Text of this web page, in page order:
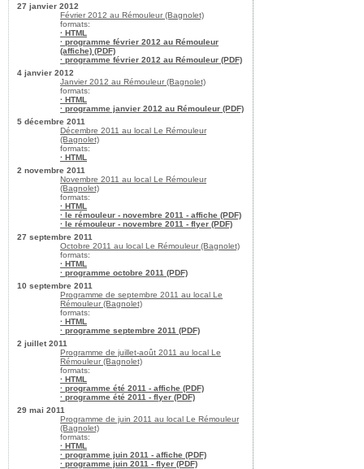
27 janvier 2012
Février 2012 au Rémouleur (Bagnolet)
formats:
· HTML
· programme février 2012 au Rémouleur
(affiche) (PDF)
· programme février 2012 au Rémouleur (PDF)
4 janvier 2012
Janvier 2012 au Rémouleur (Bagnolet)
formats:
· HTML
· programme janvier 2012 au Rémouleur (PDF)
5 décembre 2011
Décembre 2011 au local Le Rémouleur
(Bagnolet)
formats:
· HTML
2 novembre 2011
Novembre 2011 au local Le Rémouleur
(Bagnolet)
formats:
· HTML
· le rémouleur - novembre 2011 - affiche (PDF)
· le rémouleur - novembre 2011 - flyer (PDF)
27 septembre 2011
Octobre 2011 au local Le Rémouleur (Bagnolet)
formats:
· HTML
· programme octobre 2011 (PDF)
10 septembre 2011
Programme de septembre 2011 au local Le
Rémouleur (Bagnolet)
formats:
· HTML
· programme septembre 2011 (PDF)
2 juillet 2011
Programme de juillet-août 2011 au local Le
Rémouleur (Bagnolet)
formats:
· HTML
· programme été 2011 - affiche (PDF)
· programme été 2011 - flyer (PDF)
29 mai 2011
Programme de juin 2011 au local Le Rémouleur
(Bagnolet)
formats:
· HTML
· programme juin 2011 - affiche (PDF)
· programme juin 2011 - flyer (PDF)